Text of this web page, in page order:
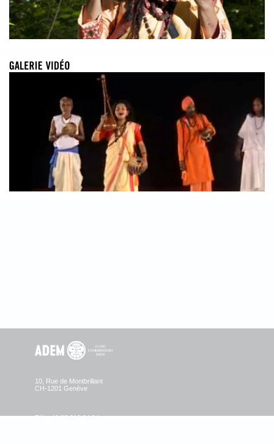
10, Rue de Montbrillant
CH-1201 Genève
Tél. +41 22 919 04 94